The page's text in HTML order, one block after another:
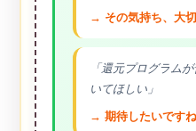
→ その気持ち、大
「還元プログラム
いてほしい」
→ 期待したいです